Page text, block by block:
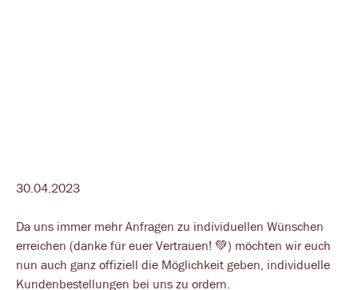
30.04.2023
Da uns immer mehr Anfragen zu individuellen Wünschen
erreichen (danke für euer Vertrauen! 💚) möchten wir euch
nun auch ganz offiziell die Möglichkeit geben, individuelle
Kundenbestellungen bei uns zu ordern.